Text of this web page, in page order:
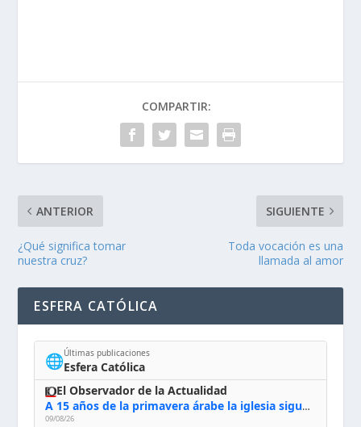
COMPARTIR:
ANTERIOR
¿Qué significa tomar
nuestra cruz?
SIGUIENTE
Toda vocación es una
llamada al amor
ESFERA CATÓLICA
🌐Últimas publicaciones
Esfera Católica
El Observador de la Actualidad
A 15 años de la primavera árabe la iglesia sigue firme en Siria: “Queremos quedarnos”
09/08/26